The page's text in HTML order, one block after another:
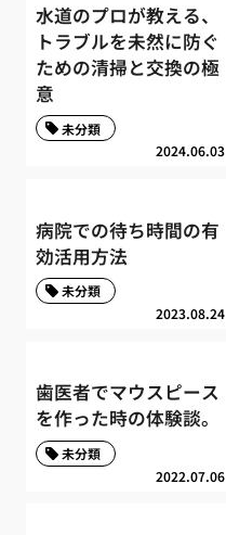
水道のプロが教える、
トラブルを未然に防ぐ
ための清掃と交換の極
意
2024.06.03
未分類
病院での待ち時間の有
効活用方法
2023.08.24
未分類
歯医者でマウスピース
を作った時の体験談。
2022.07.06
未分類